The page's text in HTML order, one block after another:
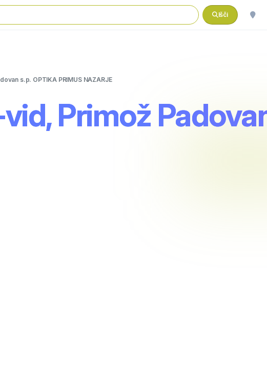
Išči
s.p. OPTIKA PRIMUS NAZARJE
Primož